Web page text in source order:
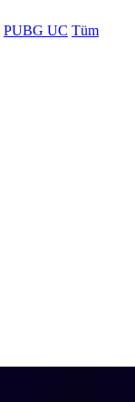
PUBG UC Tüm